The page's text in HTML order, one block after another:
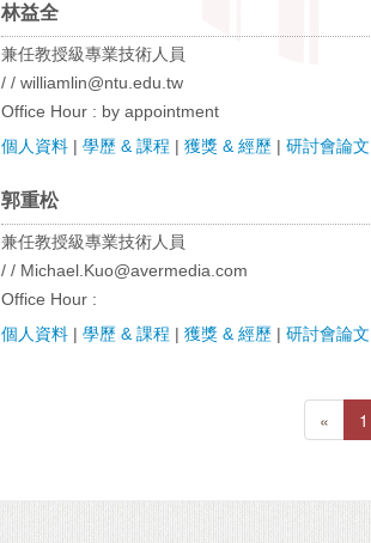
林益全
兼任教授級專業技術人員
/ / williamlin@ntu.edu.tw
Office Hour : by appointment
個人資料 | 學歷 & 課程 | 獲獎 & 經歷 | 研討會論文
郭重松
兼任教授級專業技術人員
/ / Michael.Kuo@avermedia.com
Office Hour :
個人資料 | 學歷 & 課程 | 獲獎 & 經歷 | 研討會論文
« 1